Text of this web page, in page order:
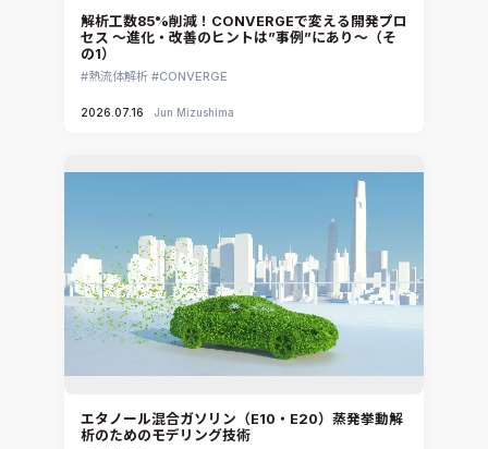
解析工数85%削減！CONVERGEで変える開発プロ
セス ～進化・改善のヒントは”事例”にあり～（そ
の1）
熱流体解析 CONVERGE
2026.07.16 Jun Mizushima
エタノール混合ガソリン（E10・E20）蒸発挙動解
析のためのモデリング技術